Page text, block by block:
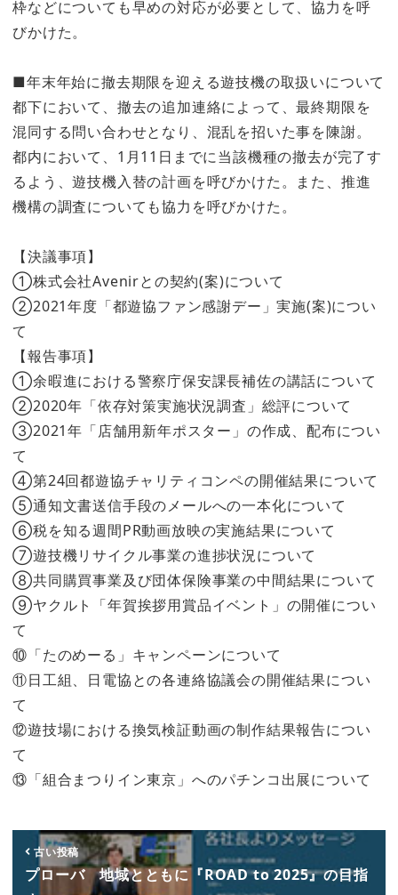
枠などについても早めの対応が必要として、協力を呼
びかけた。
■年末年始に撤去期限を迎える遊技機の取扱いについて
都下において、撤去の追加連絡によって、最終期限を
混同する問い合わせとなり、混乱を招いた事を陳謝。
都内において、1月11日までに当該機種の撤去が完了す
るよう、遊技機入替の計画を呼びかけた。また、推進
機構の調査についても協力を呼びかけた。
【決議事項】
①株式会社Avenirとの契約(案)について
②2021年度「都遊協ファン感謝デー」実施(案)につい
て
【報告事項】
①余暇進における警察庁保安課長補佐の講話について
②2020年「依存対策実施状況調査」総評について
③2021年「店舗用新年ポスター」の作成、配布につい
て
④第24回都遊協チャリティコンペの開催結果について
⑤通知文書送信手段のメールへの一本化について
⑥税を知る週間PR動画放映の実施結果について
⑦遊技機リサイクル事業の進捗状況について
⑧共同購買事業及び団体保険事業の中間結果について
⑨ヤクルト「年賀挨拶用賞品イベント」の開催につい
て
⑩「たのめーる」キャンペーンについて
⑪日工組、日電協との各連絡協議会の開催結果につい
て
⑫遊技場における換気検証動画の制作結果報告につい
て
⑬「組合まつりイン東京」へのパチンコ出展について
古い投稿
プローバ 地域とともに『ROAD to 2025』の目指